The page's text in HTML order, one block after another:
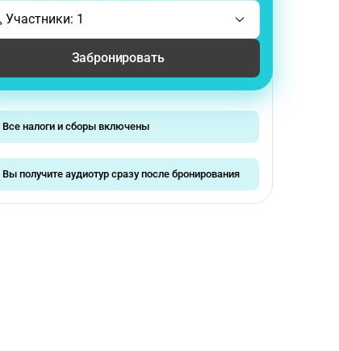
Участники: 1
Забронировать
Все налоги и сборы включены
Вы получите аудиотур сразу после бронирования